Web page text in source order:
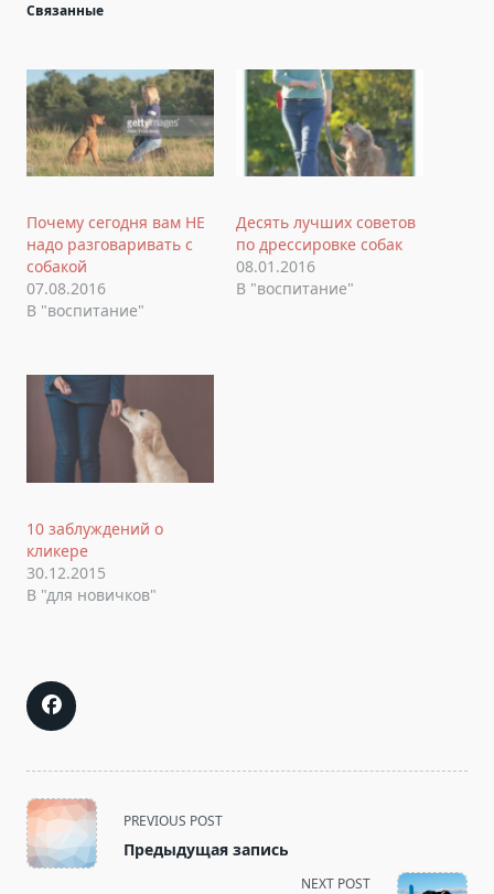
Связанные
Почему сегодня вам НЕ
надо разговаривать с
собакой
07.08.2016
В "воспитание"
Десять лучших советов
по дрессировке собак
08.01.2016
В "воспитание"
10 заблуждений о
кликере
30.12.2015
В "для новичков"
<span
class="nav-
subtitle
PREVIOUS POST
Предыдущая запись
NEXT POST